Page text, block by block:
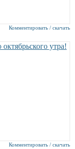
Комментировать / скачать
Комментировать / скачать